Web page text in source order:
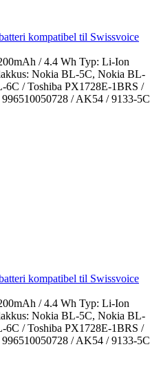
kompatibel til Swissvoice
/ 4.4 Wh Typ: Li-Ion
Nokia BL-5C, Nokia BL-
/ Toshiba PX1728E-1BRS /
/ AK54 / 9133-5C
kompatibel til Swissvoice
/ 4.4 Wh Typ: Li-Ion
Nokia BL-5C, Nokia BL-
/ Toshiba PX1728E-1BRS /
/ AK54 / 9133-5C